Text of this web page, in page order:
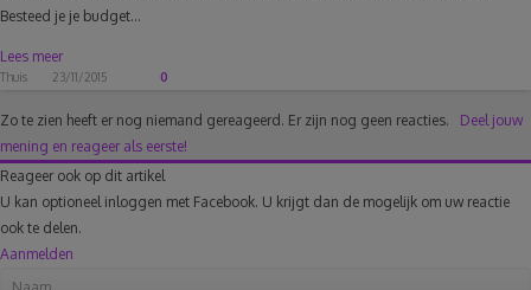
Besteed je je budget...
Lees meer
Thuis 23/11/2015 0
Zo te zien heeft er nog niemand gereageerd. Er zijn nog geen reacties. Deel jouw
mening en reageer als eerste!
Reageer ook op dit artikel
U kan optioneel inloggen met Facebook. U krijgt dan de mogelijk om uw reactie
ook te delen.
Aanmelden